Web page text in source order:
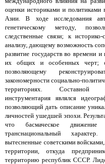
оценки историками и политиками
Азии. В ходе исследования
генетическому методу,
следственные связи; к историко-
анализу, дающему возможность
развитие государств во времени
их общих и особенных черт;
позволяющему
закономерности социально-
территориях. Составной
инструментария являлся
позволяющий дать описание
личностей ушедшей эпохи.
что басмаческое
транснациональный
вытесненные советскими
территории, откуда
территорию республик СССР.